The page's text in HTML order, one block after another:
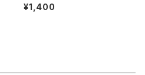
¥1,400